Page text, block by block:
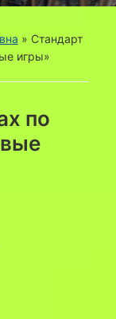
» Стандарт
игры»
по